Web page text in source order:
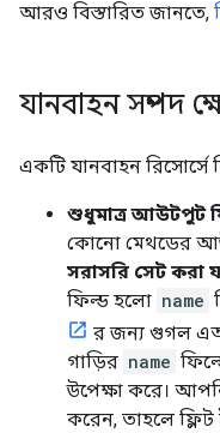
আরও বিস্তারিত জানতে,
যানবাহন সম্পদ
একটি যানবাহন
শুধুমাত্র আউটপুট
কোনো মেথডের
সরাসরি সেট করা
ফিল্ড হলো name
র জন্য গুগল
গাড়ির name
উপেক্ষা করে।
করেন, তাহলে ফ্লিট